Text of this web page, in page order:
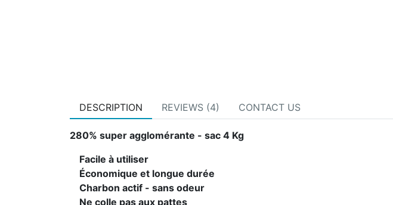
DESCRIPTION REVIEWS (4) CONTACT US
280% super agglomérante - sac 4 Kg
Facile à utiliser
Économique et longue durée
Charbon actif - sans odeur
Ne colle pas aux pattes